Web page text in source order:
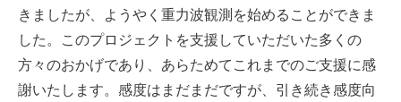
きましたが、ようやく重力波観測を始めることができま
した。このプロジェクトを支援していただいた多くの
方々のおかげであり、あらためてこれまでのご支援に感
謝いたします。感度はまだまだですが、引き続き感度向